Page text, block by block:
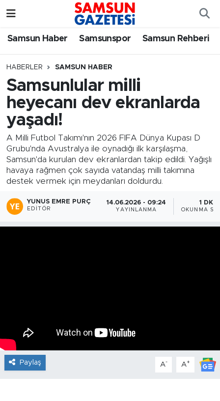
Samsun Haber Samsunspor Samsun Rehberi
HABERLER SAMSUN HABER
Samsunlular milli
heyecanı dev ekranlarda
yaşadı!
A Milli Futbol Takımı'nın 2026 FIFA Dünya Kupası D
Grubu'nda Avustralya ile oynadığı ilk karşılaşma,
Samsun'da kurulan dev ekranlardan takip edildi. Yağışlı
havaya rağmen çok sayıda vatandaş milli takımına
destek vermek için meydanları doldurdu.
YUNUS EMRE PURÇ
EDITÖR
14.06.2026 - 09:24
YAYINLANMA
1 DK
OKUNMA
Paylaş A- A+
Samsun Haber
Samsun Rehberi
Resmi İlanlar
Samsun Nöbetçi Eczaneler
SAMSUN Namaz Vakitleri
Samsun Trafik Yoğunluk Haritası
Süper Lig Puan Durumu ve Fikstür
Tüm Manşetler
Son Dakika Haberleri
Haber Arşivi